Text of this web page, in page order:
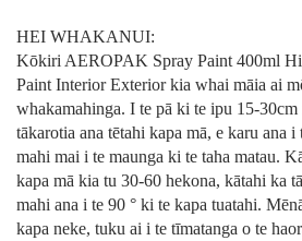
HEI WHAKANUI:
Kōkiri AEROPAK Spray Paint 400ml
Paint Interior Exterior kia whai māia ai
whakamahinga. I te pā ki te ipu 15-30cm
tākarotia ana tētahi kapa mā, e karu ana i
mahi mai i te maunga ki te taha matau.
kapa mā kia tu 30-60 hekona, kātahi ka
mahi ana i te 90 ° ki te kapa tuatahi.
kapa neke, tuku ai i te tīmatanga o te